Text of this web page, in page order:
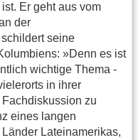
Er geht aus vom
der
seine
»Denn es ist
wichtige Thema -
in ihrer
zu
eines langen
Lateinamerikas,